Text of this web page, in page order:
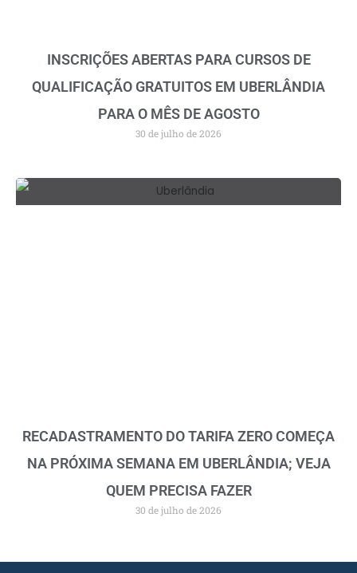
INSCRIÇÕES ABERTAS PARA CURSOS DE
QUALIFICAÇÃO GRATUITOS EM UBERLÂNDIA
PARA O MÊS DE AGOSTO
30 de julho de 2026
RECADASTRAMENTO DO TARIFA ZERO COMEÇA
NA PRÓXIMA SEMANA EM UBERLÂNDIA; VEJA
QUEM PRECISA FAZER
30 de julho de 2026